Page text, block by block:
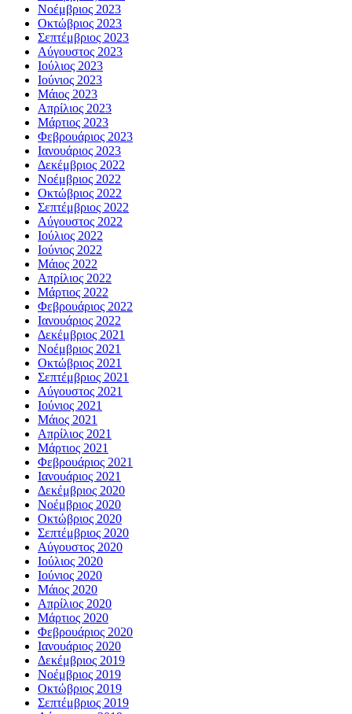
Νοέμβριος 2023
Οκτώβριος 2023
Σεπτέμβριος 2023
Αύγουστος 2023
Ιούλιος 2023
Ιούνιος 2023
Μάιος 2023
Απρίλιος 2023
Μάρτιος 2023
Φεβρουάριος 2023
Ιανουάριος 2023
Δεκέμβριος 2022
Νοέμβριος 2022
Οκτώβριος 2022
Σεπτέμβριος 2022
Αύγουστος 2022
Ιούλιος 2022
Ιούνιος 2022
Μάιος 2022
Απρίλιος 2022
Μάρτιος 2022
Φεβρουάριος 2022
Ιανουάριος 2022
Δεκέμβριος 2021
Νοέμβριος 2021
Οκτώβριος 2021
Σεπτέμβριος 2021
Αύγουστος 2021
Ιούνιος 2021
Μάιος 2021
Απρίλιος 2021
Μάρτιος 2021
Φεβρουάριος 2021
Ιανουάριος 2021
Δεκέμβριος 2020
Νοέμβριος 2020
Οκτώβριος 2020
Σεπτέμβριος 2020
Αύγουστος 2020
Ιούλιος 2020
Ιούνιος 2020
Μάιος 2020
Απρίλιος 2020
Μάρτιος 2020
Φεβρουάριος 2020
Ιανουάριος 2020
Δεκέμβριος 2019
Νοέμβριος 2019
Οκτώβριος 2019
Σεπτέμβριος 2019